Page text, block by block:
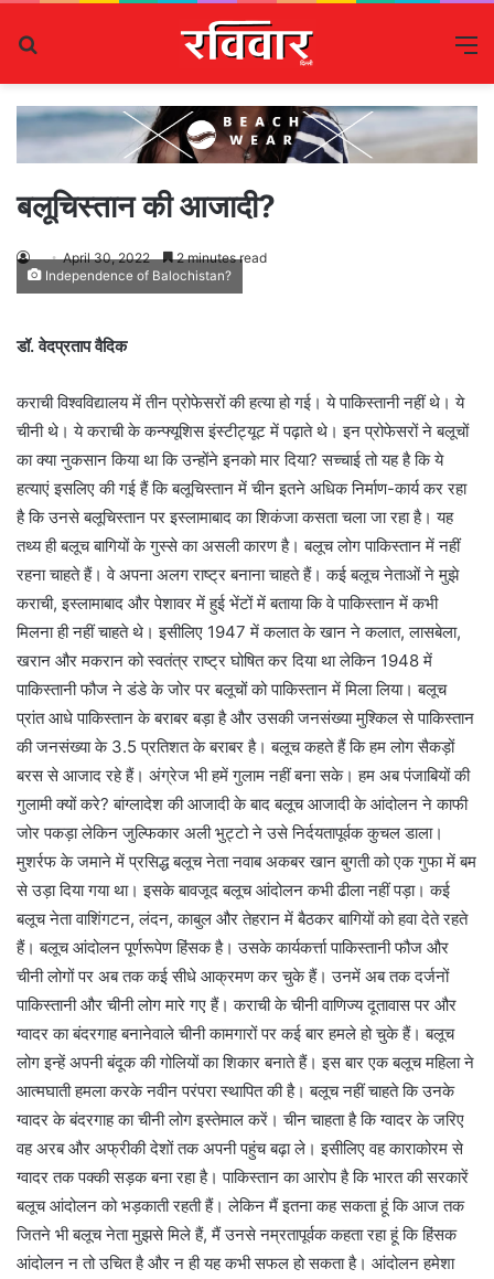
बलूचिस्तान की आजादी?
April 30, 2022 2 minutes read
Independence of Balochistan?
डॉ. वेदप्रताप वैदिक
कराची विश्वविद्यालय में तीन प्रोफेसरों की हत्या हो गई। ये पाकिस्तानी नहीं थे। ये
चीनी थे। ये कराची के कन्फ्यूशिस इंस्टीट्यूट में पढ़ाते थे। इन प्रोफेसरों ने बलूचों
का क्या नुकसान किया था कि उन्होंने इनको मार दिया? सच्चाई तो यह है कि ये
हत्याएं इसलिए की गई हैं कि बलूचिस्तान में चीन इतने अधिक निर्माण-कार्य कर रहा
है कि उनसे बलूचिस्तान पर इस्लामाबाद का शिकंजा कसता चला जा रहा है। यह
तथ्य ही बलूच बागियों के गुस्से का असली कारण है। बलूच लोग पाकिस्तान में नहीं
रहना चाहते हैं। वे अपना अलग राष्ट्र बनाना चाहते हैं। कई बलूच नेताओं ने मुझे
कराची, इस्लामाबाद और पेशावर में हुई भेंटों में बताया कि वे पाकिस्तान में कभी
मिलना ही नहीं चाहते थे। इसीलिए 1947 में कलात के खान ने कलात, लासबेला,
खरान और मकरान को स्वतंत्र राष्ट्र घोषित कर दिया था लेकिन 1948 में
पाकिस्तानी फौज ने डंडे के जोर पर बलूचों को पाकिस्तान में मिला लिया। बलूच
प्रांत आधे पाकिस्तान के बराबर बड़ा है और उसकी जनसंख्या मुश्किल से पाकिस्तान
की जनसंख्या के 3.5 प्रतिशत के बराबर है। बलूच कहते हैं कि हम लोग सैकड़ों
बरस से आजाद रहे हैं। अंग्रेज भी हमें गुलाम नहीं बना सके। हम अब पंजाबियों की
गुलामी क्यों करे? बांग्लादेश की आजादी के बाद बलूच आजादी के आंदोलन ने काफी
जोर पकड़ा लेकिन जुल्फिकार अली भुट्टो ने उसे निर्दयतापूर्वक कुचल डाला।
मुशर्रफ के जमाने में प्रसिद्ध बलूच नेता नवाब अकबर खान बुगती को एक गुफा में बम
से उड़ा दिया गया था। इसके बावजूद बलूच आंदोलन कभी ढीला नहीं पड़ा। कई
बलूच नेता वाशिंगटन, लंदन, काबुल और तेहरान में बैठकर बागियों को हवा देते रहते
हैं। बलूच आंदोलन पूर्णरूपेण हिंसक है। उसके कार्यकर्त्ता पाकिस्तानी फौज और
चीनी लोगों पर अब तक कई सीधे आक्रमण कर चुके हैं। उनमें अब तक दर्जनों
पाकिस्तानी और चीनी लोग मारे गए हैं। कराची के चीनी वाणिज्य दूतावास पर और
ग्वादर का बंदरगाह बनानेवाले चीनी कामगारों पर कई बार हमले हो चुके हैं। बलूच
लोग इन्हें अपनी बंदूक की गोलियों का शिकार बनाते हैं। इस बार एक बलूच महिला ने
आत्मघाती हमला करके नवीन परंपरा स्थापित की है। बलूच नहीं चाहते कि उनके
ग्वादर के बंदरगाह का चीनी लोग इस्तेमाल करें। चीन चाहता है कि ग्वादर के जरिए
वह अरब और अफ्रीकी देशों तक अपनी पहुंच बढ़ा ले। इसीलिए वह काराकोरम से
ग्वादर तक पक्की सड़क बना रहा है। पाकिस्तान का आरोप है कि भारत की सरकारें
बलूच आंदोलन को भड़काती रहती हैं। लेकिन मैं इतना कह सकता हूं कि आज तक
जितने भी बलूच नेता मुझसे मिले हैं, मैं उनसे नम्रतापूर्वक कहता रहा हूं कि हिंसक
आंदोलन न तो उचित है और न ही यह कभी सफल हो सकता है। आंदोलन हमेशा